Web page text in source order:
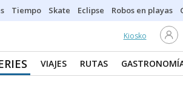
Tiempo Skate Eclipse Robos en playas
Kiosko
VIAJES RUTAS